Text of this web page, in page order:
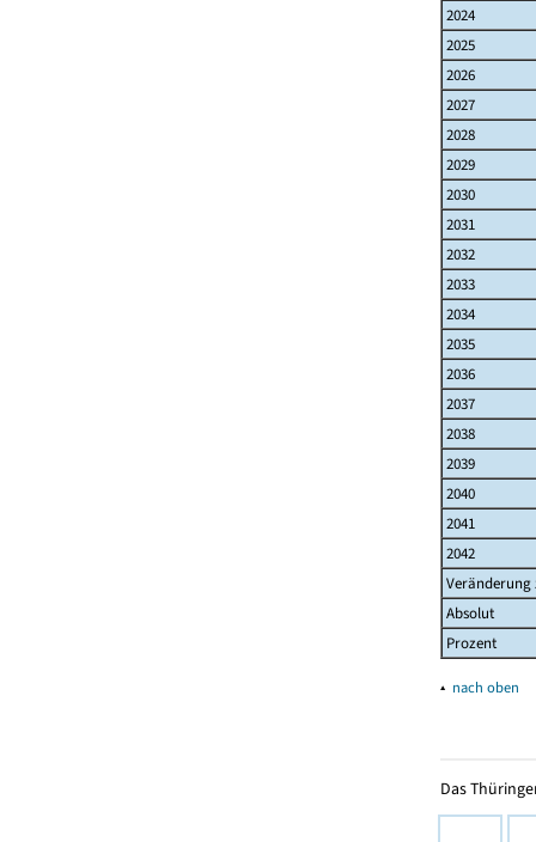
2024
2025
2026
2027
2028
2029
2030
2031
2032
2033
2034
2035
2036
2037
2038
2039
2040
2041
2042
Veränderung
Absolut
Prozent
▴ nach oben
Das